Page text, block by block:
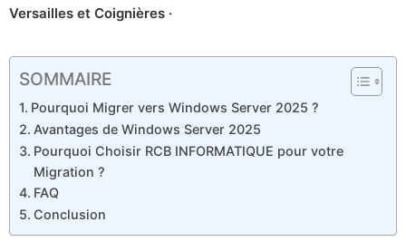
Versailles et Coignières ·
SOMMAIRE
Pourquoi Migrer vers Windows Server 2025 ?
Avantages de Windows Server 2025
Pourquoi Choisir RCB INFORMATIQUE pour votre
Migration ?
FAQ
Conclusion